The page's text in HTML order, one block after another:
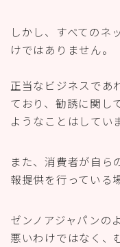
しかし、すべてのネ
けではありません。
正当なビジネスであ
ており、勧誘に関し
ようなことはしてい
また、消費者が自ら
報提供を行っている
ゼンノアジャパンの
悪いわけではなく、